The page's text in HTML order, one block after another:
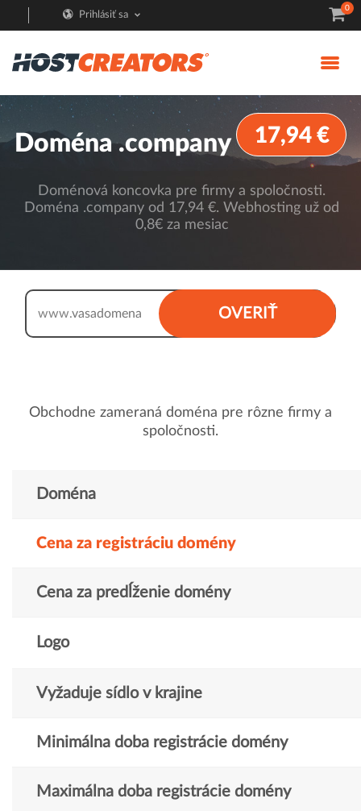
Prihlásiť sa
0
Doména .company 17,94 €
Doménová koncovka pre firmy a spoločnosti.
Doména .company od 17,94 €. Webhosting už od
0,8€ za mesiac
OVERIŤ
www.
Obchodne zameraná doména pre rôzne firmy a
spoločnosti.
Doména
Cena za registráciu domény
Cena za predĺženie domény
Logo
Vyžaduje sídlo v krajine
Minimálna doba registrácie domény
Maximálna doba registrácie domény